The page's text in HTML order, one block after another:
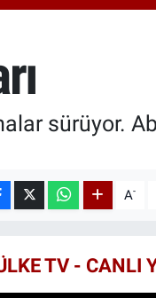
sürüyor.
A-
TV - CANLI